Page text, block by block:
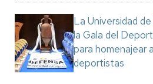
La Universidad
la Gala del
para homenajear
deportistas